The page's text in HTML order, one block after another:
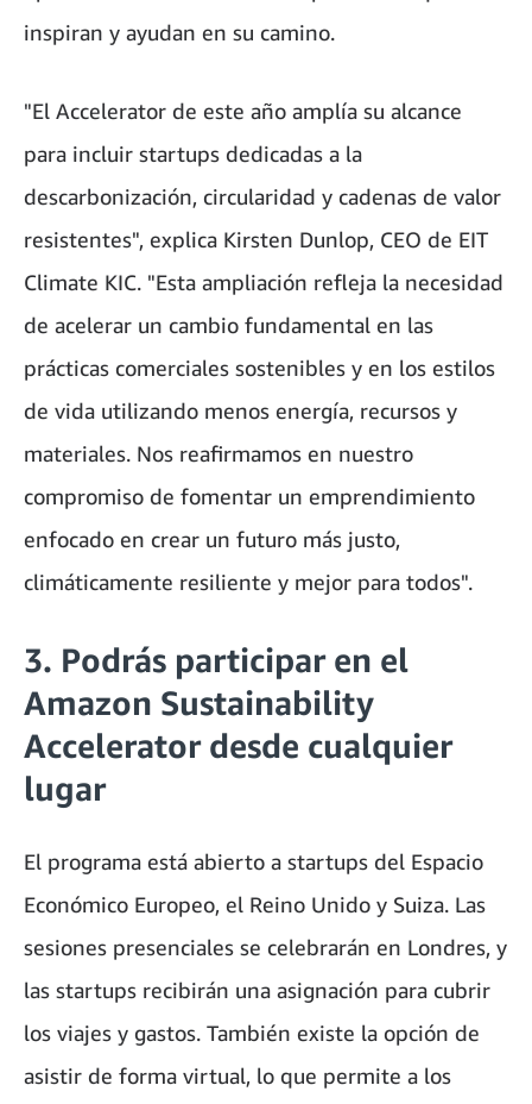
inspiran y ayudan en su camino.
"El Accelerator de este año amplía su alcance
para incluir startups dedicadas a la
descarbonización, circularidad y cadenas de valor
resistentes", explica Kirsten Dunlop, CEO de EIT
Climate KIC. "Esta ampliación refleja la necesidad
de acelerar un cambio fundamental en las
prácticas comerciales sostenibles y en los estilos
de vida utilizando menos energía, recursos y
materiales. Nos reafirmamos en nuestro
compromiso de fomentar un emprendimiento
enfocado en crear un futuro más justo,
climáticamente resiliente y mejor para todos".
3. Podrás participar en el
Amazon Sustainability
Accelerator desde cualquier
lugar
El programa está abierto a startups del Espacio
Económico Europeo, el Reino Unido y Suiza. Las
sesiones presenciales se celebrarán en Londres, y
las startups recibirán una asignación para cubrir
los viajes y gastos. También existe la opción de
asistir de forma virtual, lo que permite a los